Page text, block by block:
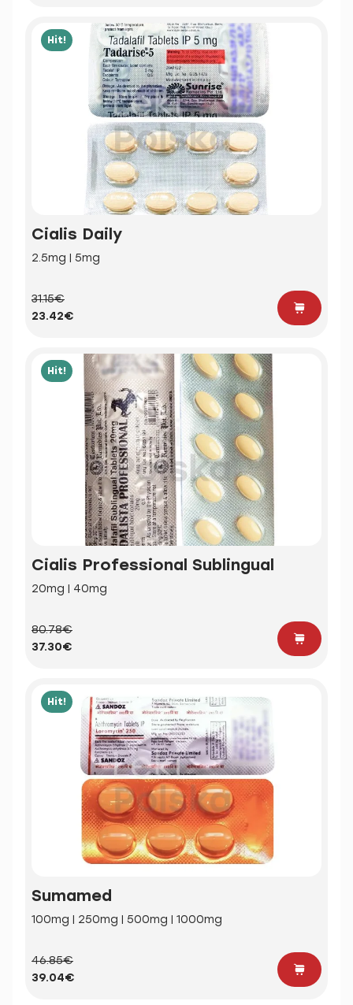
Hit!
Cialis Daily
2.5mg | 5mg
31.15€
23.42€
Hit!
Cialis Professional Sublingual
20mg | 40mg
80.78€
37.30€
Hit!
Sumamed
100mg | 250mg | 500mg | 1000mg
46.85€
39.04€